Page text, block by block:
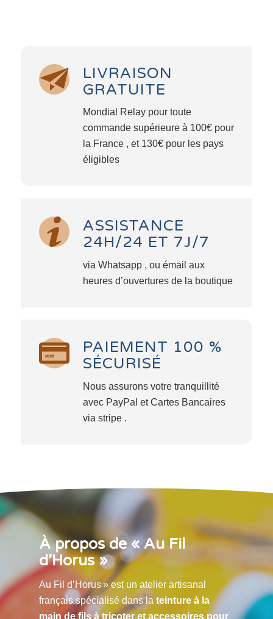
LIVRAISON
GRATUITE
Mondial Relay pour toute
commande supérieure à 100€ pour
la France , et 130€ pour les pays
éligibles
ASSISTANCE
24H/24 ET 7J/7
via Whatsapp , ou émail aux
heures d’ouvertures de la boutique
PAIEMENT 100 %
SÉCURISÉ
Nous assurons votre tranquillité
avec PayPal et Cartes Bancaires
via stripe .
À propos de « Au Fil
d’Horus »
Au Fil d’Horus » est un atelier artisanal
français spécialisé dans la teinture à la
main de fils à tricoter et accessoires pour